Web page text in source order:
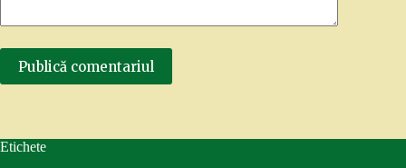
Publică comentariul
Etichete